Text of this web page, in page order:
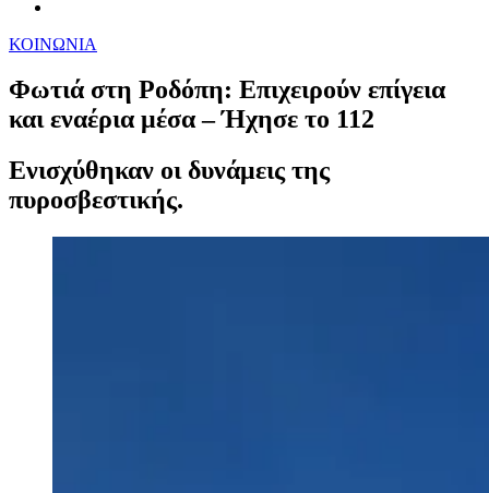
ΚΟΙΝΩΝΙΑ
Φωτιά στη Ροδόπη: Επιχειρούν επίγεια
και εναέρια μέσα – Ήχησε το 112
Ενισχύθηκαν οι δυνάμεις της
πυροσβεστικής.